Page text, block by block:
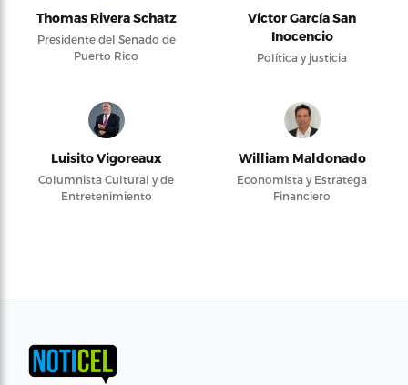
Thomas Rivera Schatz
Presidente del Senado de
Puerto Rico
Víctor García San
Inocencio
Política y justicia
Luisito Vigoreaux
Columnista Cultural y de
Entretenimiento
William Maldonado
Economista y Estratega
Financiero